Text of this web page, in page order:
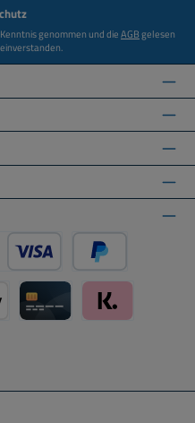
genommen und dieAGBgelesen
Kredit- oder Debitkarte über PayPal
Später Bezahlen